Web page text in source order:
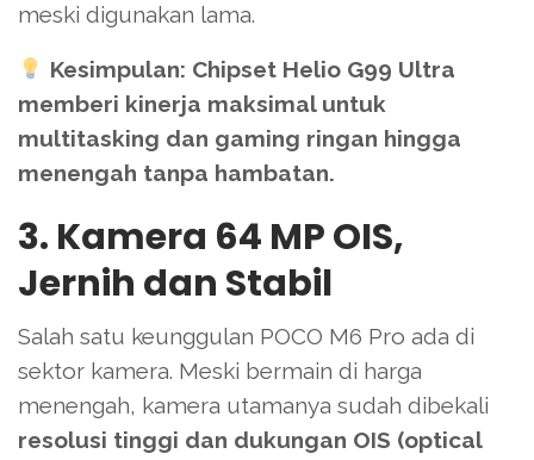
meski digunakan lama.
Kesimpulan: Chipset Helio G99 Ultra
memberi kinerja maksimal untuk
multitasking dan gaming ringan hingga
menengah tanpa hambatan.
3. Kamera 64 MP OIS,
Jernih dan Stabil
Salah satu keunggulan POCO M6 Pro ada di
sektor kamera. Meski bermain di harga
menengah, kamera utamanya sudah dibekali
resolusi tinggi dan dukungan OIS (optical